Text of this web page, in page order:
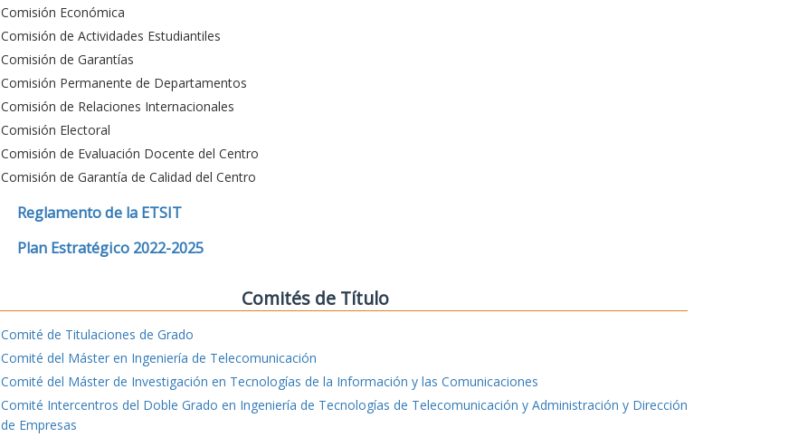
Comisión Económica
Comisión de Actividades Estudiantiles
Comisión de Garantías
Comisión Permanente de Departamentos
Comisión de Relaciones Internacionales
Comisión Electoral
Comisión de Evaluación Docente del Centro
Comisión de Garantía de Calidad del Centro
Reglamento de la ETSIT
Plan Estratégico 2022-2025
Comités de Título
Comité de Titulaciones de Grado
Comité del Máster en Ingeniería de Telecomunicación
Comité del Máster de Investigación en Tecnologías de la Información y las Comunicaciones
Comité Intercentros del Doble Grado en Ingeniería de Tecnologías de Telecomunicación y Administración y Dirección
de Empresas